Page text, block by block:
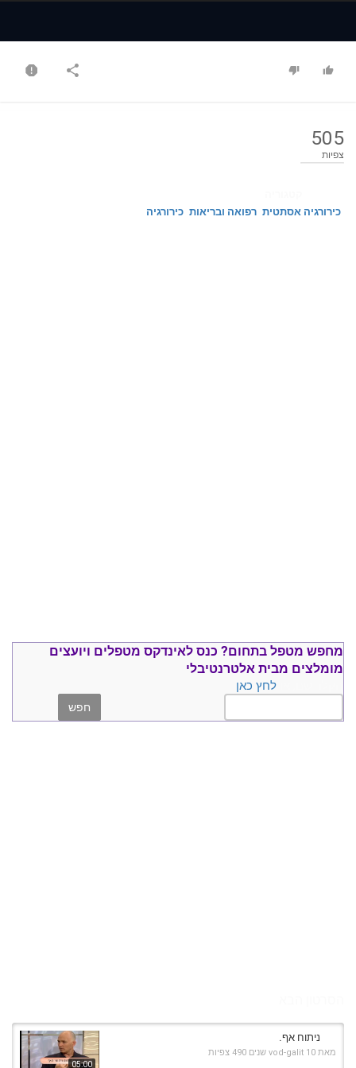
505
צפיות
כירורגיה אסתטית רפואה ובריאות כירורגיה
מחפש מטפל בתחום? כנס לאינדקס מטפלים ויועצים
מומלצים מבית אלטרנטיבלי
לחץ כאן
05:00
ניתוח אף.
מאת vod-galit 10 שנים 490 צפיות